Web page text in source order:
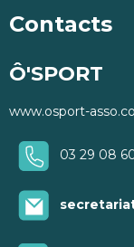
Contacts
Ô'SPORT
www.osport-
03 29 08